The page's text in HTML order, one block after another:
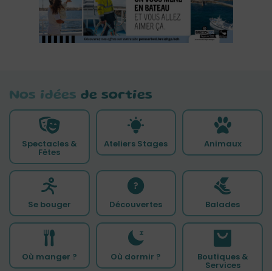
Nos idées de sorties
Spectacles &
Fêtes
Ateliers Stages Animaux
Se bouger Découvertes Balades
Où manger ? Où dormir ? Boutiques &
Services